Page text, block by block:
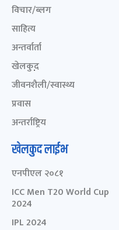
विचार/ब्लग
साहित्य
अन्तर्वार्ता
खेलकुद़़
जीवनशैली/स्वास्थ्य
प्रवास
अन्तर्राष्ट्रिय
खेलकुद लाईभ
एनपीएल २०८१
ICC Men T20 World Cup
2024
IPL 2024